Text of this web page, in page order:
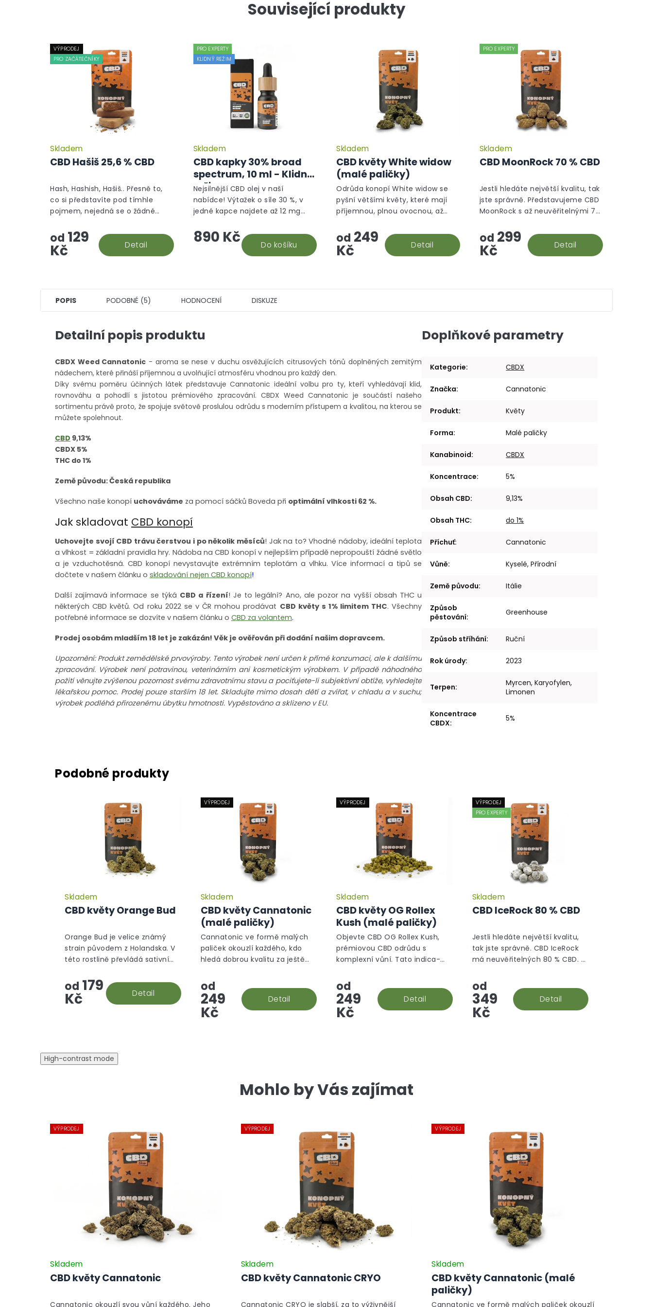
Související produkty
VÝPRODEJ
PRO ZAČÁTEČNÍKY
CBD Hašiš 25,6 % CBD
Průměrné
hodnocení
produktu
hvězdiček.
Skladem
od 129
Kč Detail
Hash, Hashish, Hašiš.. Přesně to,
co si představíte pod tímhle
pojmem, nejedná se o žádné
prostě hašiš v jeho CBD podobě.
PRO EXPERTY
KLIDNÝ REŽIM
CBD kapky 30% broad
spectrum, 10 ml - Klidný
režim
Průměrné
hodnocení
produktu
hvězdiček.
Skladem
890 Kč Do košíku
Nejsilnější CBD olej v naší
nabídce! Výtažek o síle 30 %, v
jedné kapce najdete až 12 mg
stálých odběratelů 30% CBD oleje,
vyhodnocujeme tento...
CBD květy White widow
(malé paličky)
Průměrné
hodnocení
produktu
hvězdiček.
Skladem
od 249
Kč Detail
Odrůda konopí White widow se
pyšní většími květy, které mají
příjemnou, plnou ovocnou, až
výhodné verzi malé paličky!
PRO EXPERTY
CBD MoonRock 70 % CBD
Skladem
od 299
Kč Detail
Jestli hledáte největší kvalitu, tak
jste správně. Představujeme CBD
MoonRock s až neuvěřitelnými 70
POPIS PODOBNÉ (5) HODNOCENÍ DISKUZE
Detailní popis produktu
CBDX Weed Cannatonic - aroma se nese v duchu osvěžujících citrusových tónů doplněných zemitým
nádechem, které přináší příjemnou a uvolňující atmosféru vhodnou pro každý den.
Díky svému poměru účinných látek představuje Cannatonic ideální volbu pro ty, kteří vyhledávají klid,
rovnováhu a pohodlí s jistotou prémiového zpracování. CBDX Weed Cannatonic je součástí našeho
sortimentu právě proto, že spojuje světově proslulou odrůdu s moderním přístupem a kvalitou, na kterou se
můžete spolehnout.
CBD 9,13%
CBDX 5%
THC do 1%
Země původu: Česká republika
Všechno naše konopí uchováváme za pomocí sáčků Boveda při optimální vlhkosti 62 %.
Jak skladovat CBD konopí
Uchovejte svojí CBD trávu čerstvou i po několik měsíců! Jak na to? Vhodné nádoby, ideální teplota
a vlhkost = základní pravidla hry. Nádoba na CBD konopí v nejlepším případě nepropouští žádné světlo
a je vzduchotěsná. CBD konopí nevystavujte extrémním teplotám a vlhku. Více informací a tipů se
dočtete v našem článku o skladování nejen CBD konopí!
Další zajímavá informace se týká CBD a řízení! Je to legální? Ano, ale pozor na vyšší obsah THC u
některých CBD květů. Od roku 2022 se v ČR mohou prodávat CBD květy s 1% limitem THC. Všechny
potřebné informace se dozvíte v našem článku o CBD za volantem.
Prodej osobám mladším 18 let je zakázán! Věk je ověřován při dodání našim dopravcem.
Upozornění: Produkt zemědělské prvovýroby. Tento výrobek není určen k přímé konzumaci, ale k dalšímu
zpracování. Výrobek není potravinou, veterinárním ani kosmetickým výrobkem. V případě náhodného
požití věnujte zvýšenou pozornost svému zdravotnímu stavu a pociťujete-li subjektivní obtíže, vyhledejte
lékařskou pomoc. Prodej pouze starším 18 let. Skladujte mimo dosah dětí a zvířat, v chladu a v suchu;
výrobek podléhá přirozenému úbytku hmotnosti. Vypěstováno a sklizeno v EU.
Doplňkové parametry
Kategorie: CBDX
Značka: Cannatonic
Produkt: Květy
Forma: Malé paličky
Kanabinoid: CBDX
Koncentrace: 5%
Obsah CBD: 9,13%
Obsah THC: do 1%
Příchuť: Cannatonic
Vůně: Kyselé, Přírodní
Země původu: Itálie
Způsob
pěstování: Greenhouse
Způsob stříhání: Ruční
Rok úrody: 2023
Terpen:
Myrcen, Karyofylen,
Limonen
Koncentrace
CBDX: 5%
CBD květy Orange Bud
Průměrné
hodnocení
produktu
hvězdiček.
Skladem
od 179
Kč Detail
Orange Bud je velice známý
strain původem z Holandska. V
této rostlině převládá sativní
ihned viditelný, díky velkému
množství oranžových pestíků.
VÝPRODEJ
CBD květy Cannatonic
(malé paličky)
Průměrné
hodnocení
produktu
hvězdiček.
Skladem
od
249
Kč
Detail
Cannatonic ve formě malých
paliček okouzlí každého, kdo
hledá dobrou kvalitu za ještě
VÝPRODEJ
CBD květy OG Rollex
Kush (malé paličky)
Průměrné
hodnocení
produktu
hvězdiček.
Skladem
od
249
Kč
Detail
Objevte CBD OG Rollex Kush,
prémiovou CBD odrůdu s
komplexní vůní. Tato indica-
vznikla křížením White Fire OG a
OG Kush. Vůně je dřevitá s
nádechem...
VÝPRODEJ
PRO EXPERTY
CBD IceRock 80 % CBD
Skladem
od
349
Kč
Detail
Jestli hledáte největší kvalitu,
tak jste správně. CBD IceRock
má neuvěřitelných 80 % CBD. A
se ponoří do konopného
extraktu, který se následně...
High-contrast mode
Mohlo by Vás zajímat
VÝPRODEJ
CBD květy Cannatonic
Skladem
Cannatonic okouzlí svou vůní každého. Jeho
VÝPRODEJ
CBD květy Cannatonic CRYO
Skladem
Cannatonic CRYO je slabší, za to výživnější
VÝPRODEJ
CBD květy Cannatonic (malé
paličky)
Skladem
Cannatonic ve formě malých paliček okouzlí